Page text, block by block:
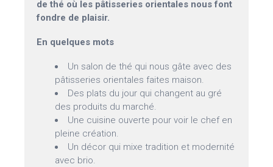
de thé où les pâtisseries orientales nous font
fondre de plaisir.
En quelques mots
Un salon de thé qui nous gâte avec des
pâtisseries orientales faites maison.
Des plats du jour qui changent au gré
des produits du marché.
Une cuisine ouverte pour voir le chef en
pleine création.
Un décor qui mixe tradition et modernité
avec brio.